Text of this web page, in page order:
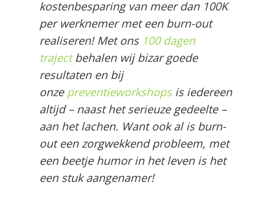
kostenbesparing van meer dan 100K
per werknemer met een burn-out
realiseren! Met ons 100 dagen
trajectbehalen wij bizar goede
resultaten en bij
onze preventieworkshopsis iedereen
altijd – naast het serieuze gedeelte –
aan het lachen. Want ook al is burn-
out een zorgwekkend probleem, met
een beetje humor in het leven is het
een stuk aangenamer!